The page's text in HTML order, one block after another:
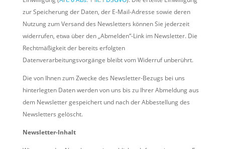
zur Speicherung der Daten, der E-Mail-Adresse sowie deren
Nutzung zum Versand des Newsletters können Sie jederzeit
widerrufen, etwa über den „Abmelden“-Link im Newsletter. Die
Rechtmäßigkeit der bereits erfolgten
Datenverarbeitungsvorgänge bleibt vom Widerruf unberührt.
Die von Ihnen zum Zwecke des Newsletter-Bezugs bei uns
hinterlegten Daten werden von uns bis zu Ihrer Abmeldung aus
dem Newsletter gespeichert und nach der Abbestellung des
Newsletters gelöscht.
Newsletter-Inhalt